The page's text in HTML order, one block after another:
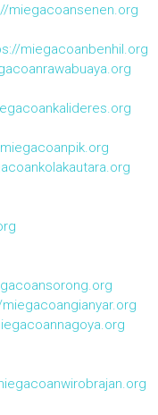
miegacoansenen.org
miegacoanbenhil.org